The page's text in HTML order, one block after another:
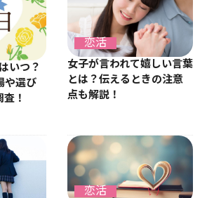
いつ？
や選び
！
恋活
女子が言われて嬉しい言葉
とは？伝えるときの注意
点も解説！
恋活